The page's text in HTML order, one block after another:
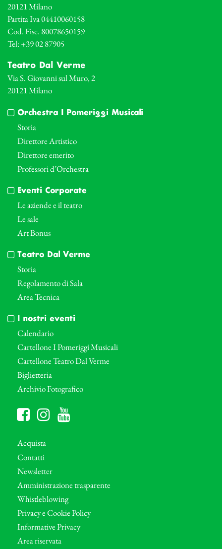
20121 Milano
Partita Iva 04410060158
Cod. Fisc. 80078650159
Tel: +39 02 87905
Teatro Dal Verme
Via S. Giovanni sul Muro, 2
20121 Milano
Orchestra I Pomeriggi Musicali
Storia
Direttore Artistico
Direttore emerito
Professori d’Orchestra
Eventi Corporate
Le aziende e il teatro
Le sale
Art Bonus
Teatro Dal Verme
Storia
Regolamento di Sala
Area Tecnica
I nostri eventi
Calendario
Cartellone I Pomeriggi Musicali
Cartellone Teatro Dal Verme
Biglietteria
Archivio Fotografico
Acquista
Contatti
Newsletter
Amministrazione trasparente
Whistleblowing
Privacy e Cookie Policy
Informative Privacy
Area riservata